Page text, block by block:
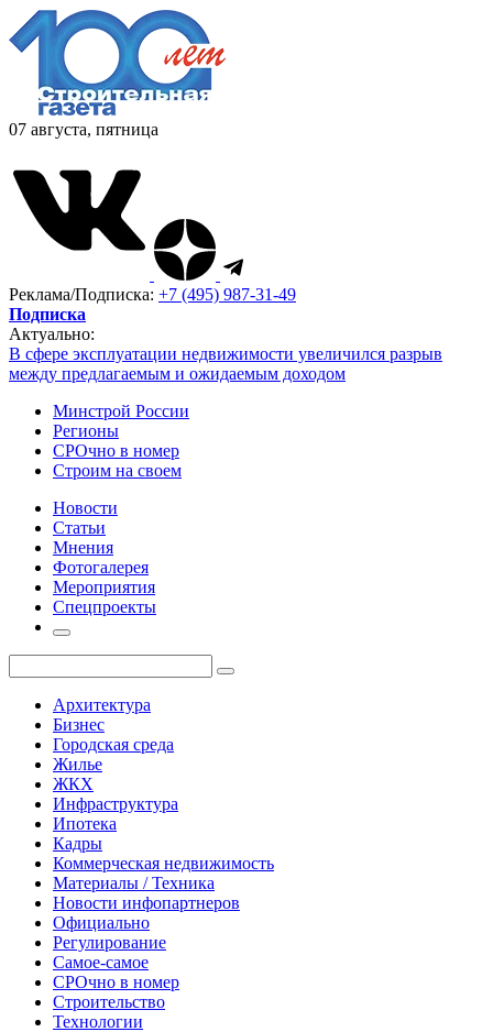
07 августа, пятница
Реклама/Подписка: +7 (495) 987-31-49
Подписка
Актуально:
В сфере эксплуатации недвижимости увеличился разрыв
между предлагаемым и ожидаемым доходом
Минстрой России
Регионы
СРОчно в номер
Строим на своем
Новости
Статьи
Мнения
Фотогалерея
Мероприятия
Спецпроекты
Архитектура
Бизнес
Городская среда
Жилье
ЖКХ
Инфраструктура
Ипотека
Кадры
Коммерческая недвижимость
Материалы / Техника
Новости инфопартнеров
Официально
Регулирование
Самое-самое
СРОчно в номер
Строительство
Технологии